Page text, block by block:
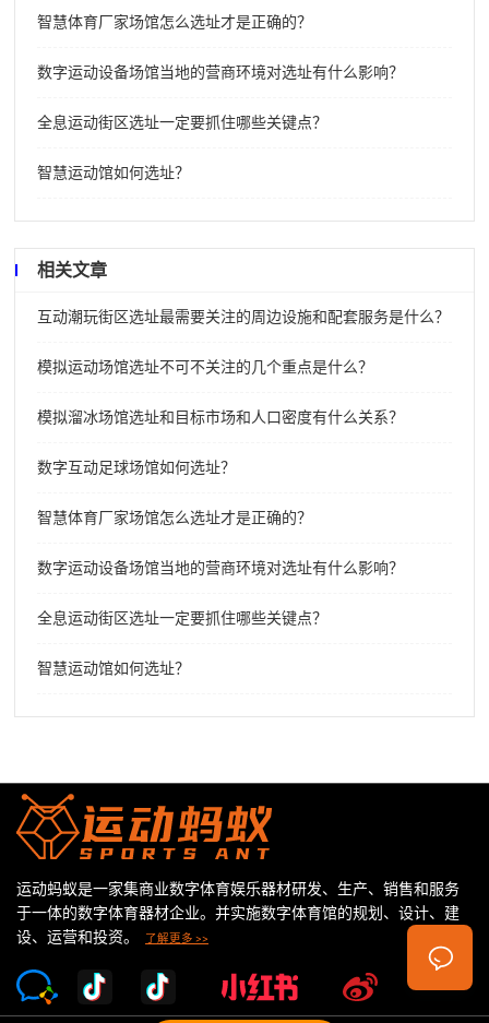
智慧体育厂家场馆怎么选址才是正确的？
数字运动设备场馆当地的营商环境对选址有什么影响？
全息运动街区选址一定要抓住哪些关键点？
智慧运动馆如何选址？
相关文章
互动潮玩街区选址最需要关注的周边设施和配套服务是什么？
模拟运动场馆选址不可不关注的几个重点是什么？
模拟溜冰场馆选址和目标市场和人口密度有什么关系？
数字互动足球场馆如何选址？
智慧体育厂家场馆怎么选址才是正确的？
数字运动设备场馆当地的营商环境对选址有什么影响？
全息运动街区选址一定要抓住哪些关键点？
智慧运动馆如何选址？
运动蚂蚁是一家集商业数字体育娱乐器材研发、生产、销售和服务
于一体的数字体育器材企业。并实施数字体育馆的规划、设计、建
设、运营和投资。
了解更多 >>